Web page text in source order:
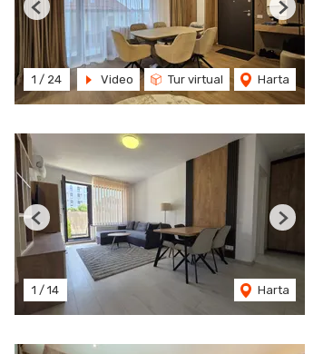
1 / 24 Video Tur virtual Harta
Previous Next
1 / 14 Harta
Previous Next